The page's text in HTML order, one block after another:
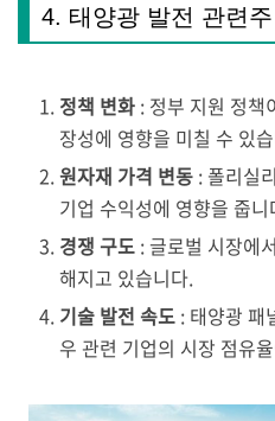
4. 태양광 발전 관련
정책 변화 : 정부 지원 정책
장성에 영향을 미칠 수 있
원자재 가격 변동 : 폴리실
기업 수익성에 영향을 줍니
경쟁 구도 : 글로벌 시장에
해지고 있습니다.
기술 발전 속도 : 태양광 패
우 관련 기업의 시장 점유